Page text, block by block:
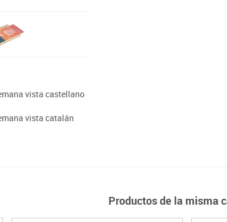
vista castellano
vista catalán
Productos de la misma